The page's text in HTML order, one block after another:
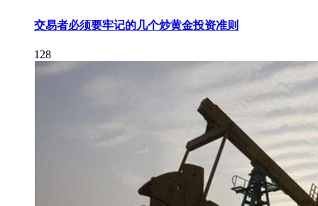
交易者必须要牢记的几个炒黄金投资准则
128